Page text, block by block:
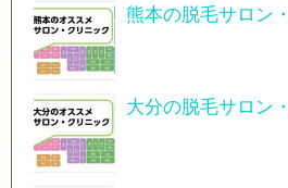
熊本の脱毛サロン
大分の脱毛サロン